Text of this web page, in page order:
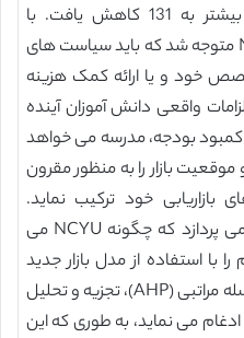
متقاضیان در سال 2007 حتی بیشتر به 131 کاهش یافت. با
یادگیری از این شکست ها، NCYU متوجه شد که باید سیاست های
تخصص خود و یا ارائه کمک هزینه
واقعی دانش آموزان آینده
کمبود بودجه، مدرسه می خواهد
بازار را به منظور مقرون
بازاریابی خود ترکیب نماید.
تحقیقات ما به بررسی این مورد می پردازد که چگونه NCYU می
را با استفاده از مدل بازار جدید
توسعه دهد که فرآیند تحلیل سلسله مراتبی (AHP)، تجزیه و تحلیل
می نماید، به طوری که این